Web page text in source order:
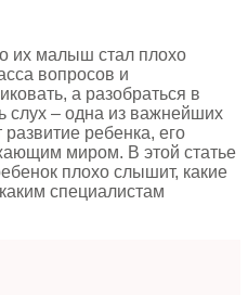
их малыш стал плохо
вопросов и
а разобраться в
слух – одна из важнейших
ребенка, его
миром. В этой статье
плохо слышит, какие
специалистам